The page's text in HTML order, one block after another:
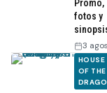
Promo,
fotos y
3
HOUSE
OF THE